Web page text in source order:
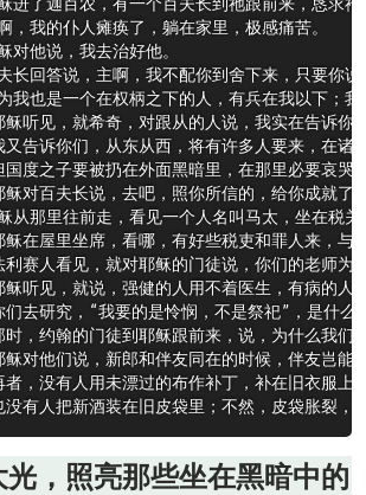
，我的仆人瘫痪了，躺在家里，极感痛苦。
对他说，我去治好他。
长回答说，主啊，我不配你到舍下来，只要你
我也是一个在权柄之下的人，有兵在我以下；
听见，就希奇，对跟从的人说，我实在告诉你
告诉你们，从东从西，将有许多人要来，在诸
度之子要被扔在外面黑暗里，在那里必要哀哭
对百夫长说，去吧，照你所信的，给你成就了
从那里往前走，看见一个人名叫马太，坐在税
在屋里坐席，看哪，有好些税吏和罪人来，与
赛人看见，就对耶稣的门徒说，你们的老师为
听见，就说，强健的人用不着医生，有病的人
去研究，“我要的是怜悯，不是祭祀”，是什么
，约翰的门徒到耶稣跟前来，说，为什么我们
对他们说，新郎和伴友同在的时候，伴友岂能
，没有人用未漂过的布作补丁，补在旧衣服上
有人把新酒装在旧皮袋里；不然，皮袋胀裂，
，照亮那些坐在黑暗中的